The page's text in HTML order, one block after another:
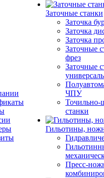
Заточные станки
Заточка
Заточка
Заточка
Заточные
фрез
Заточные
ЧПУ
Точильно-
станки
Гильотины,
Пресс-